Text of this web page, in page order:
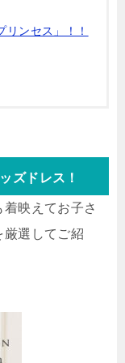
ンセス」！！
ズドレス！
映えてお子さ
厳選してご紹